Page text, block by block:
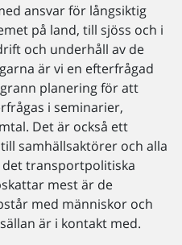
ansvar för långsiktig
på land, till sjöss och i
och underhåll av de
är vi en efterfrågad
planering för att
i seminarier,
Det är också ett
samhällsaktörer och alla
det transportpolitiska
mest är de
med människor och
är i kontakt med.